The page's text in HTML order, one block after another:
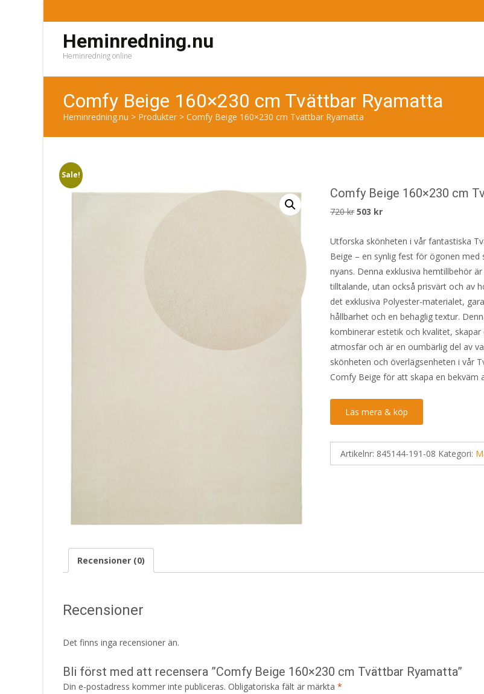
Heminredning.nu
Heminredning online
Comfy Beige 160×230 cm Tvättbar Ryamatta
Heminredning.nu > Produkter > Comfy Beige 160×230 cm Tvättbar Ryamatta
Sale!
Comfy Beige 160×230 cm
720kr Det
priset
var:
720 kr.
503 krDet
priset
är:
503 kr.
Utforska skönheten i vår fantastiska
Beige – en synlig fest för ögonen med
nyans. Denna exklusiva hemtillbehör
tilltalande, utan också prisvärt och av
det exklusiva Polyester-materialet,
hållbarhet och en behaglig textur.
kombinerar estetik och kvalitet, skapar
atmosfär och är en oumbärlig del av
skönheten och överlägsenheten i vår
Comfy Beige för att skapa en bekväm
Läs mera & köp
Artikelnr: 845144-191-08 Kategori:
Recensioner (0)
Recensioner
Det finns inga recensioner än.
Bli först med att recensera ”Comfy Beige 160×230 cm Tvättbar Ryamatta”
Din e-postadress kommer inte publiceras. Obligatoriska fält är märkta *